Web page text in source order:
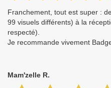
Franchement, tout est super :
99 visuels différents) à la
respecté).
Je recommande vivement
Mam'zelle R.